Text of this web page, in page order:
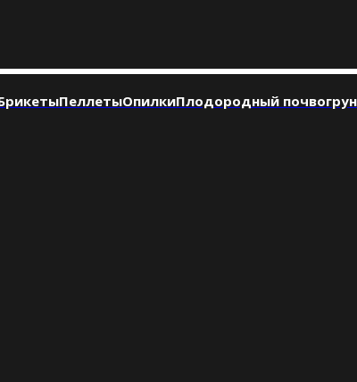
ПеллетыОпилкиПлодородный